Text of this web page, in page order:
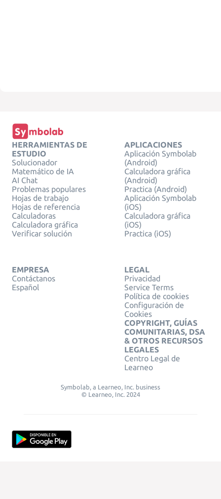
HERRAMIENTAS DE
ESTUDIO
Solucionador
Matemático de IA
AI Chat
Problemas populares
Hojas de trabajo
Hojas de referencia
Calculadoras
Calculadora gráfica
Verificar solución
APLICACIONES
Aplicación Symbolab
(Android)
Calculadora gráfica
(Android)
Practica (Android)
Aplicación Symbolab
(iOS)
Calculadora gráfica
(iOS)
Practica (iOS)
EMPRESA
Contáctanos
Español
LEGAL
Privacidad
Service Terms
Política de cookies
Configuración de
Cookies
COPYRIGHT, GUÍAS
COMUNITARIAS, DSA
& OTROS RECURSOS
LEGALES
Centro Legal de
Learneo
Symbolab, a Learneo, Inc. business
© Learneo, Inc. 2024